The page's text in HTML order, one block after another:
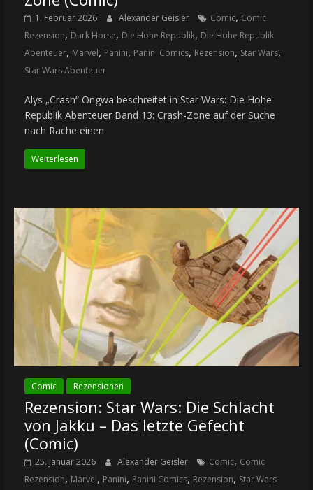
1. Februar 2026 Alexander Geisler Comic, Comic
Rezension, Dark Horse, Die Hohe Republik, Die Hohe Republik
Abenteuer, Marvel, Panini, Panini Comics, Rezension, Star Wars,
Star Wars Abenteuer
Alys „Crash“ Ongwa beschreitet in Star Wars: Die Hohe
Republik Abenteuer Band 13: Crash-Zone auf der Suche
nach Rache einen
Weiterlesen
Comic Rezensionen
Rezension: Star Wars: Die Schlacht
von Jakku – Das letzte Gefecht
(Comic)
25. Januar 2026 Alexander Geisler Comic, Comic
Rezension, Marvel, Panini, Panini Comics, Rezension, Star Wars